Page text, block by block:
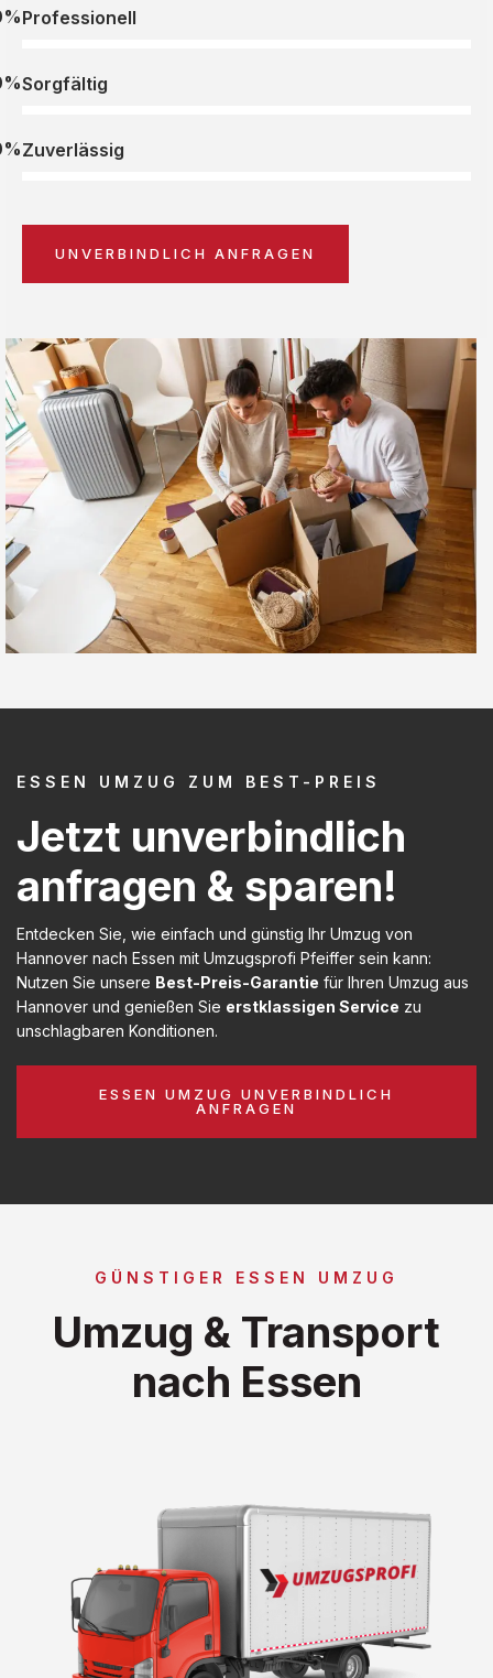
Professionell
Sorgfältig
Zuverlässig
UNVERBINDLICH ANFRAGEN
ESSEN UMZUG ZUM BEST-PREIS
Jetzt unverbindlich
anfragen & sparen!
Entdecken Sie, wie einfach und günstig Ihr Umzug von
Hannover nach Essen mit Umzugsprofi Pfeiffer sein kann:
Nutzen Sie unsere Best-Preis-Garantie für Ihren Umzug aus
Hannover und genießen Sie erstklassigen Service zu
unschlagbaren Konditionen.
ESSEN UMZUG UNVERBINDLICH
ANFRAGEN
GÜNSTIGER ESSEN UMZUG
Umzug & Transport
nach Essen